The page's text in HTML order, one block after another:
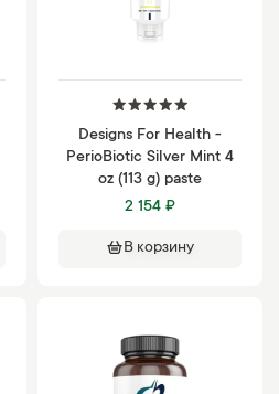
Designs For Health -
PerioBiotic Silver Mint 4
oz (113 g) paste
2 154 ₽
В корзину